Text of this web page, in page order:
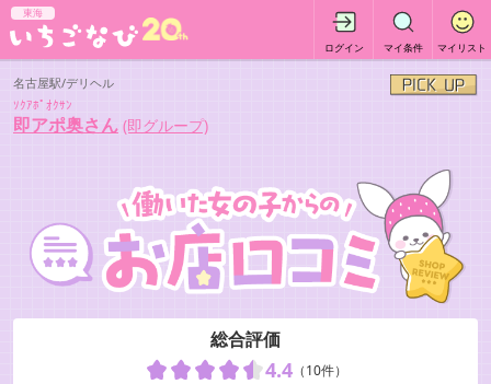
東海
ログイン マイ条件 マイリスト
名古屋駅/デリヘル
ｿｸｱﾎﾟｵｸｻﾝ
即アポ奥さん (即グループ)
総合評価
4.4（10件）